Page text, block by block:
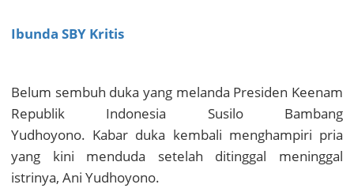
Ibunda SBY Kritis
Belum sembuh duka yang melanda Presiden Keenam
Republik Indonesia Susilo Bambang
Yudhoyono. Kabar duka kembali menghampiri pria
yang kini menduda setelah ditinggal meninggal
istrinya, Ani Yudhoyono.